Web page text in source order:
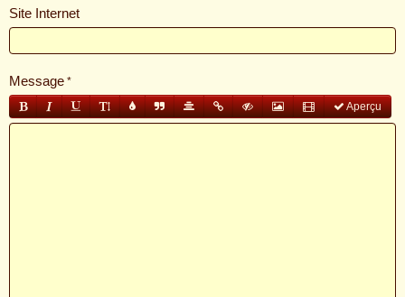
Site Internet
Message
Aperçu